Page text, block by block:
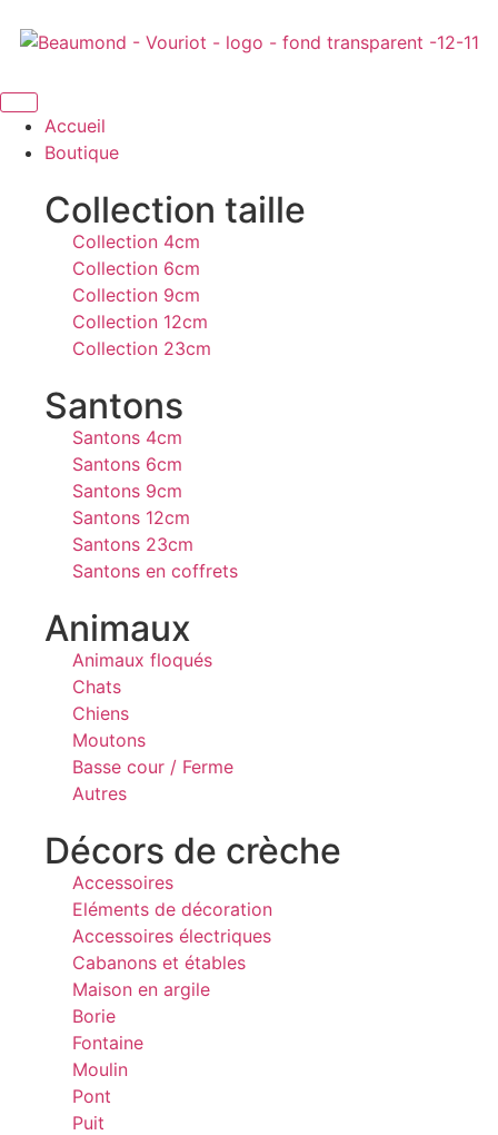
Accueil
Boutique
Collection taille
Collection 4cm
Collection 6cm
Collection 9cm
Collection 12cm
Collection 23cm
Santons
Santons 4cm
Santons 6cm
Santons 9cm
Santons 12cm
Santons 23cm
Santons en coffrets
Animaux
Animaux floqués
Chats
Chiens
Moutons
Basse cour / Ferme
Autres
Décors de crèche
Accessoires
Eléments de décoration
Accessoires électriques
Cabanons et étables
Maison en argile
Borie
Fontaine
Moulin
Pont
Puit